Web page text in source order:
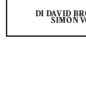
DI DAVID
SIMON